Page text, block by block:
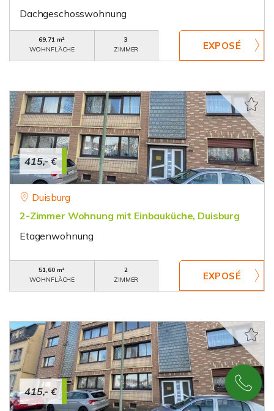
Dachgeschosswohnung
69,71 m²
WOHNFLÄCHE
3
ZIMMER
415,- €
Duisburg
2-Zimmer Wohnung mit Einbauküche, Duisburg
Etagenwohnung
51,60 m²
WOHNFLÄCHE
2
ZIMMER
415,- €